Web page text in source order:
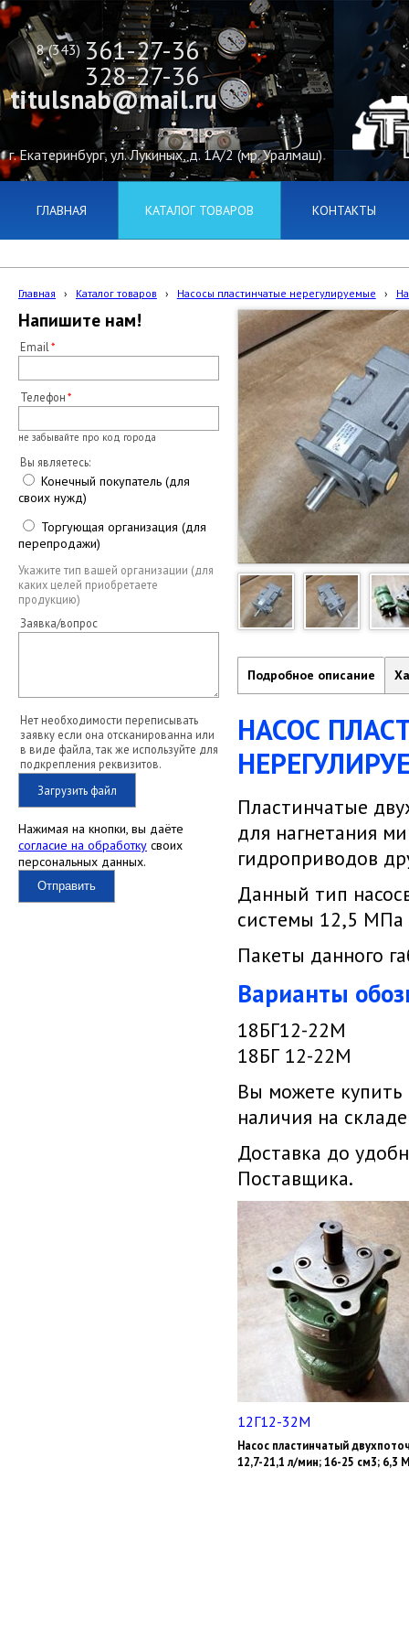
8 (343) 361-27-36
г. Екатеринбург, ул. Лукиных, д. 1А/2 (мр. Уралмаш)
328-27-36
titulsnab@mail.ru
ГЛАВНАЯ КАТАЛОГ ТОВАРОВ КОНТАКТЫ
Главная › Каталог товаров › Насосы пластинчатые нерегулируемые ›
Напишите нам!
Email
Телефон
не забывайте про код города
Вы являетесь:
Конечный покупатель (для
своих нужд)
Торгующая организация (для
перепродажи)
Укажите тип вашей организации (для
каких целей приобретаете
продукцию)
Заявка/вопрос
Нет необходимости переписывать
заявку если она отсканированна или
в виде файла, так же используйте для
подкрепления реквизитов.
Загрузить файл
Нажимая на кнопки, вы даёте
согласие на обработку своих
персональных данных.
Отправить
Подробное описание
НАСОС
Пластинчатые
для нагнетания
гидроприводов
Данный тип
системы 12,5 МПа
Пакеты данного
Варианты
18БГ12-22М
18БГ 12-22М
Вы можете
наличия на
Доставка до
Поставщика.
12Г12-32М
Насос пластинчатый
12,7-21,1 л/мин; 16-25 см3; 6,3